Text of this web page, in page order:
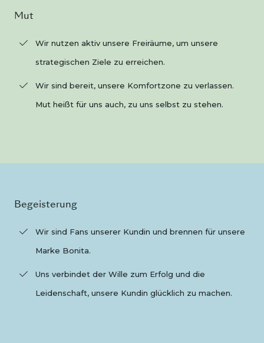
Mut
Wir nutzen aktiv unsere Freiräume, um unsere
strategischen Ziele zu erreichen.
Wir sind bereit, unsere Komfortzone zu verlassen.
Mut heißt für uns auch, zu uns selbst zu stehen.
Begeisterung
Wir sind Fans unserer Kundin und brennen für unsere
Marke Bonita.
Uns verbindet der Wille zum Erfolg und die
Leidenschaft, unsere Kundin glücklich zu machen.